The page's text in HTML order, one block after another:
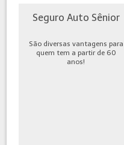
Seguro Auto Sênior
São diversas vantagens para
quem tem a partir de 60
anos!